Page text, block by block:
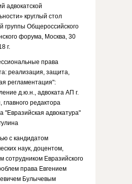
адвокатской
круглый стол
группы Общероссийского
форума, Москва, 30
г.
права
реализация, защита,
регламентация":
д.ю.н., адвоката АП г.
главного редактора
"Евразийская адвокатура"
с кандидатом
наук, доцентом,
сотрудником Евразийского
права Евгением
Булычевым